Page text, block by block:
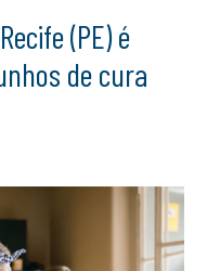
(PE) é
de cura